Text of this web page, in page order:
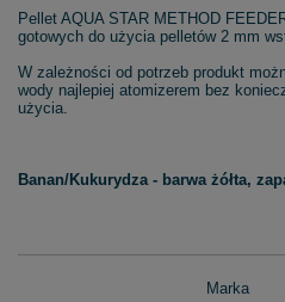
Pellet AQUA STAR METHOD
gotowych do użycia pelletów 2 mm
W zależności od potrzeb produkt
wody najlepiej atomizerem bez
użycia.
Banan/Kukurydza - barwa żółta,
Marka